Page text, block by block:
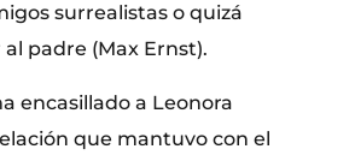
surrealistas o quizá
padre (Max Ernst).
encasillado a Leonora
que mantuvo con el